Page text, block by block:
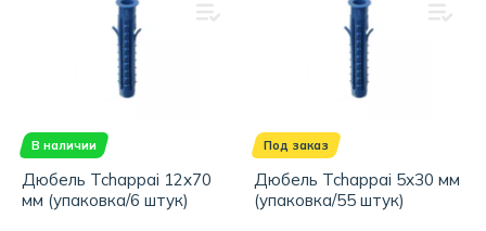
В наличии
Дюбель Tchappai 12х70
мм (упаковка/6 штук)
Под заказ
Дюбель Tchappai 5х30 мм
(упаковка/55 штук)